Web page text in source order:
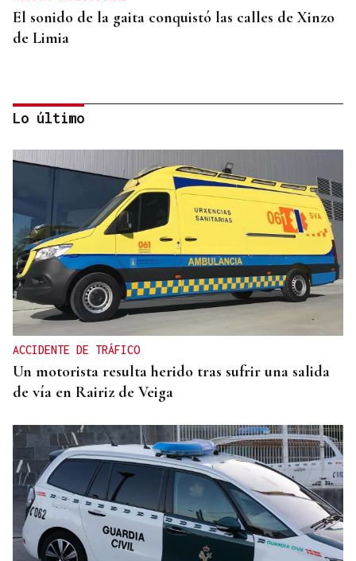
El sonido de la gaita conquistó las calles de Xinzo
de Limia
INFRAESTRUCTURAS
Xinzo estrena nueva travesía con carril bici y
zonas verdes
Lo último
ACCIDENTE DE TRÁFICO
Un motorista resulta herido tras sufrir una salida
de vía en Rairiz de Veiga